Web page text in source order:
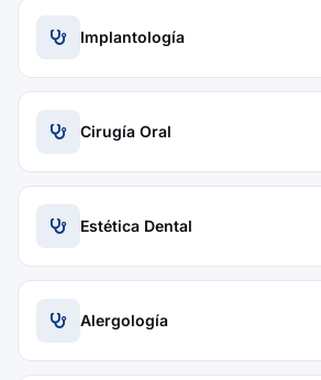
Implantología
Cirugía Oral
Estética Dental
Alergología